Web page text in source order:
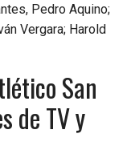
Pedro Aquino;
Vergara; Harold
San
de TV y